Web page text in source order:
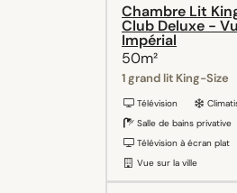
Chambre Lit
Club Deluxe -
Impérial
50m²
1 grand lit King-Size
Télévision
Salle de bains privative
Télévision à écran plat
Vue sur la ville